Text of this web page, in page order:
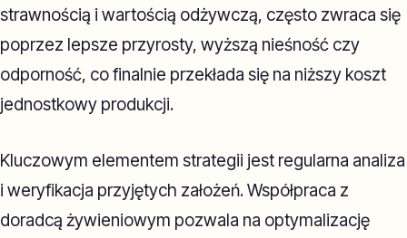
strawnością i wartością odżywczą, często zwraca się
poprzez lepsze przyrosty, wyższą nieśność czy
odporność, co finalnie przekłada się na niższy koszt
jednostkowy produkcji.
Kluczowym elementem strategii jest regularna analiza
i weryfikacja przyjętych założeń. Współpraca z
doradcą żywieniowym pozwala na optymalizację